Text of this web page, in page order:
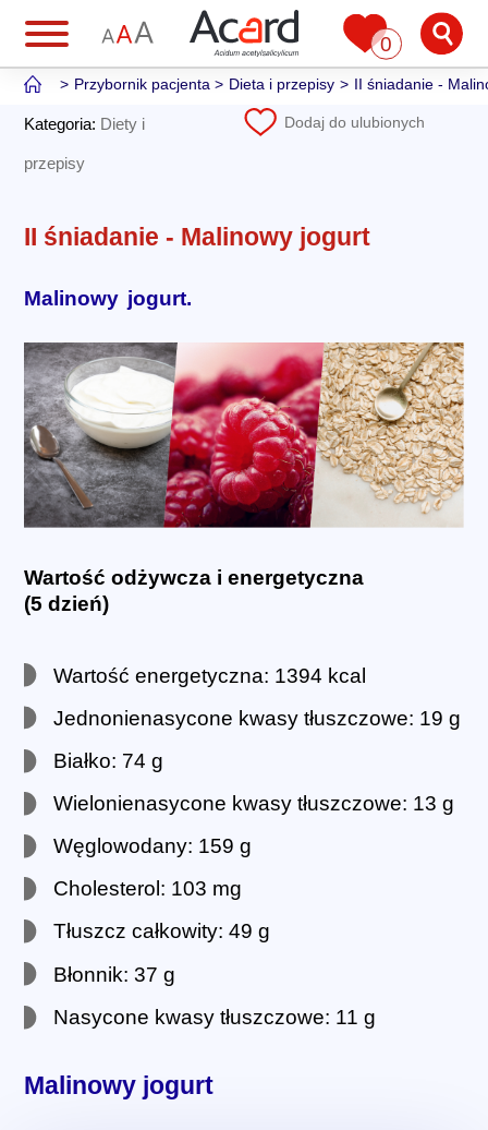
0
Przybornik pacjenta Dieta i przepisy II śniadanie -
Kategoria: Diety i
przepisy
Dodaj do ulubionych
II śniadanie - Malinowy jogurt
Malinowy jogurt.
Wartość odżywcza i energetyczna
(5 dzień)
Wartość energetyczna: 1394 kcal
Jednonienasycone kwasy tłuszczowe: 19 g
Białko: 74 g
Wielonienasycone kwasy tłuszczowe: 13 g
Węglowodany: 159 g
Cholesterol: 103 mg
Tłuszcz całkowity: 49 g
Błonnik: 37 g
Nasycone kwasy tłuszczowe: 11 g
Malinowy jogurt